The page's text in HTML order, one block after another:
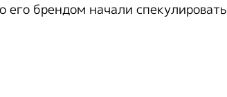
его брендом начали спекулировать